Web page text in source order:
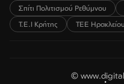
Σπίτι Πολιτισμού Ρεθύμνου
Τ.Ε.Ι Κρήτης
ΤΕΕ Ηρακλείου
©